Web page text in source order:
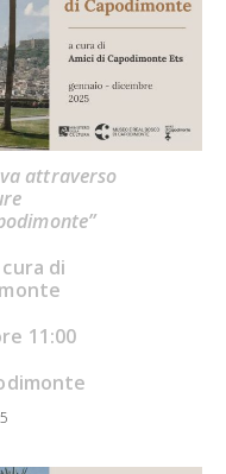
attraverso
di
11:00